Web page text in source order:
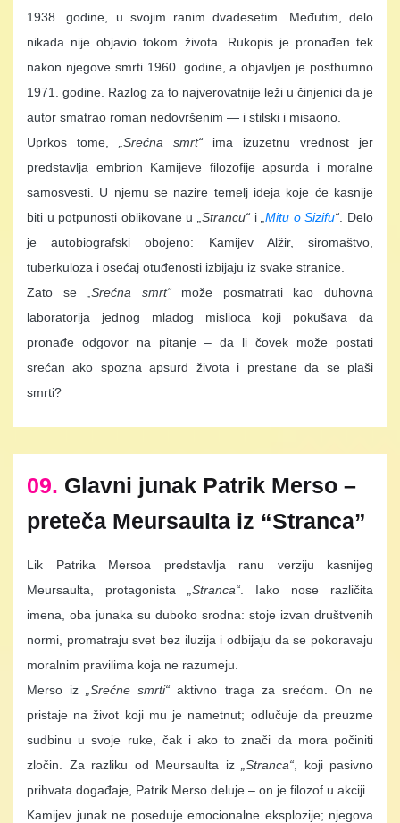
1938. godine, u svojim ranim dvadesetim. Međutim, delo
nikada nije objavio tokom života. Rukopis je pronađen tek
nakon njegove smrti 1960. godine, a objavljen je posthumno
1971. godine. Razlog za to najverovatnije leži u činjenici da je
autor smatrao roman nedovršenim — i stilski i misaono.
Uprkos tome,
„Srećna smrt“ ima izuzetnu vrednost jer
predstavlja embrion Kamijeve filozofije apsurda i moralne
samosvesti. U njemu se nazire temelj ideja koje će kasnije
biti u potpunosti oblikovane u
„Strancu“ i „Mitu o Sizifu“ . Delo
je autobiografski obojeno: Kamijev Alžir, siromaštvo,
tuberkuloza i osećaj otuđenosti izbijaju iz svake stranice.
Zato se
„Srećna smrt“može posmatrati kao duhovna
laboratorija jednog mladog mislioca koji pokušava da
pronađe odgovor na pitanje – da li čovek može postati
srećan ako spozna apsurd života i prestane da se plaši
smrti?
09. Glavni junak Patrik Merso –
preteča Meursaulta iz “Stranca”
Lik Patrika Mersoa predstavlja ranu verziju kasnijeg
Meursaulta, protagonista
„Stranca“ . Iako nose različita
imena, oba junaka su duboko srodna: stoje izvan društvenih
normi, promatraju svet bez iluzija i odbijaju da se pokoravaju
moralnim pravilima koja ne razumeju.
Merso iz
„Srećne smrti“ aktivno traga za srećom. On ne
pristaje na život koji mu je nametnut; odlučuje da preuzme
sudbinu u svoje ruke, čak i ako to znači da mora počiniti
zločin. Za razliku od Meursaulta iz
„Stranca“ , koji pasivno
prihvata događaje, Patrik Merso deluje – on je filozof u akciji.
Kamijev junak ne poseduje emocionalne eksplozije; njegova